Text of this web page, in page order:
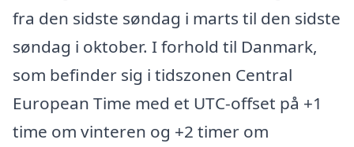
fra den sidste søndag i marts til den sidste
søndag i oktober. I forhold til Danmark,
som befinder sig i tidszonen Central
European Time med et UTC-offset på +1
time om vinteren og +2 timer om